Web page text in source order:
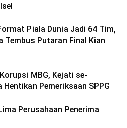
Piala Dunia Jadi 64 Tim,
Tembus Putaran Final Kian
MBG, Kejati se-
Pemeriksaan SPPG
Perusahaan Penerima